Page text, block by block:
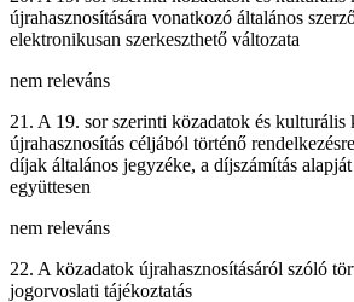
újrahasznosítására vonatkozó általános
elektronikusan szerkeszthető változata
nem releváns
21. A 19. sor szerinti közadatok és kulturális
újrahasznosítás céljából történő
díjak általános jegyzéke, a díjszámítás
együttesen
nem releváns
22. A közadatok újrahasznosításáról szóló
jogorvoslati tájékoztatás